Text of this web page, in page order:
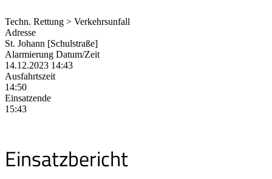
Techn. Rettung > Verkehrsunfall
Adresse
St. Johann [Schulstraße]
Alarmierung Datum/Zeit
14.12.2023 14:43
Ausfahrtszeit
14:50
Einsatzende
15:43
Einsatzbericht